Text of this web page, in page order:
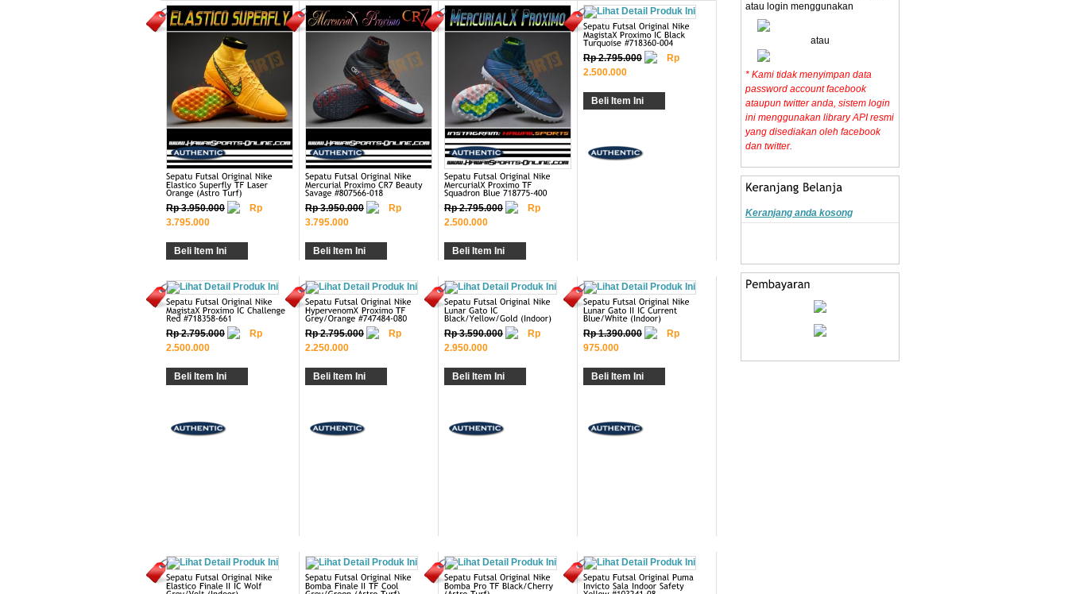
Rp 3.950.000
Rp
3.795.000
Beli Item Ini
Rp 3.950.000
Rp
3.795.000
Beli Item Ini
Rp 2.795.000
Rp
2.500.000
Beli Item Ini
Rp 2.795.000
Rp
2.500.000
Beli Item Ini
Rp 2.795.000
Rp
2.500.000
Beli Item Ini
Rp 2.795.000
Rp
2.250.000
Beli Item Ini
Rp 3.590.000
Rp
2.950.000
Beli Item Ini
Rp 1.390.000
Rp
975.000
Beli Item Ini
atau login menggunakan
atau
* Kami tidak menyimpan data
password account facebook
ataupun twitter anda, sistem login
ini menggunakan library API resmi
yang disediakan oleh facebook
dan twitter.
Keranjang anda kosong